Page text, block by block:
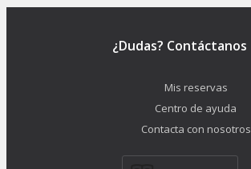
¿Dudas? Contáctanos
Mis reservas
Centro de ayuda
Contacta con nosotros